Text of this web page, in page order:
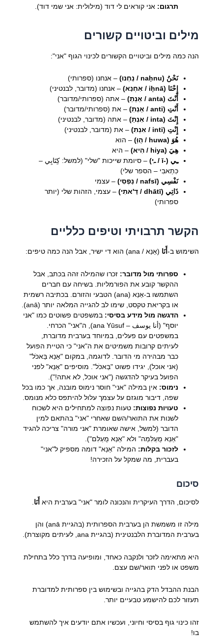
תרגום: אני קוראים לי דוד (מילולית: אני שמי דוד).
מילים וביטויים קשורים
הנה כמה מילים וביטויים הקשורים לכינוי הגוף "אני":
نَحْنُ (naḥnu / נַחְנוּ)
– אנחנו (ספרותי)
إِحْنَا (iḥnā / אִחְנַא)
– אנחנו (מדובר, לבנטיני)
أَنْتَ (anta / אַנְתַ)
– אתה (ספרותי/מדובר)
أَنْتِ (anti / אַנְתִ)
– את (ספרותי/מדובר)
إِنْتَ (inta / אִנְתַ)
– אתה (מדובר, לבנטיני)
إِنْتِ (inti / אִנְתִ)
– את (מדובר, לבנטיני)
هُوَ (huwa / הֻוַּ)
– הוא
هِيَ (hiya / הִיא)
– היא
ـِي (-ī / ـִי)
– סיומת שייכות "שלי" (למשל: كِتَابِي –
כִּתַאבִּי – הספר שלי)
نَفْسِي (nafsī / נַפְסִי)
– עצמי
ذَاتِي (dhātī / דַ'אתִי)
– עצמי, הזהות שלי (יותר
ספרותי)
הקשר תרבויתי וטיפים כלליים
השימוש ב-أَنَا (אַנַא / ana) הוא די ישיר, אבל הנה כמה טיפים:
ספרותי מול מדובר: זכרו שהמילה זהה בכתב, אבל
ההקשר קובע את הפורמליות. בשיחה עם חברים
השתמשו ב-אַנַא (ana) הטבעי והזורם. בכתיבה רשמית
או בקריאת טקסט, שימו לב להגייה המלאה יותר (anā).
הדגשה מול מידע בסיסי: במשפטים פשוטים כמו "אני
יוסף" (أنا يوسف – ana Yūsuf), ה"אני" הכרחי.
במשפטים עם פעלים, במיוחד בערבית מדוברת,
לעיתים קרובות משמיטים את ה"אני" כי הטיית הפועל
כבר מבהירה מי הדובר. לדוגמה, במקום "אַנַא בַּאכֹּל"
(אני אוכל), יגידו פשוט "בַּאכֹּל". מוסיפים "אַנַא" לפני
הפועל בעיקר להדגשה ("אני אוכל, לא אתה!").
נימוס: אין במילה "אני" חוסר נימוס מובנה, אך כמו בכל
שפה, דיבור מוגזם על עצמך עלול להיתפס כלא מנומס.
טעויות נפוצות: טעות נפוצה למתחילים היא לשכוח
לשנות את התואר/השם שאחרי "אני" בהתאם למין
הדובר (למשל, אישה שאומרת "אני מורה" צריכה להגיד
"אַנַא מֻעַלִּמַה" ולא "אַנַא מֻעַלִּם").
לזכור בקלות: המילה "אַנַא" דומה מספיק ל"אני"
בעברית, מה שמקל על הזכירה!
סיכום
לסיכום, הדרך העיקרית והנכונה לומר "אני" בערבית היא أَنَا
מילה זו משמשת הן בערבית הספרותית (בהגיית anā) והן
בערבית המדוברת הלבנטינית (בהגיית ana, לעיתים מקוצרת).
היא מתאימה לזכר ולנקבה כאחד, ומופיעה בדרך כלל בתחילת
משפט או לפני תואר/שם עצם.
הבנת ההבדל הדק בהגייה ובשימוש בין ספרותית למדוברת
תעזור לכם להישמע טבעיים יותר.
זהו כינוי גוף בסיסי וחיוני, ועכשיו אתם יודעים איך להשתמש
בו!